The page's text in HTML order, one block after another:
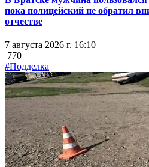
пока полицейский не обратил
отчестве
7 августа 2026 г. 16:10
770
#Подделка